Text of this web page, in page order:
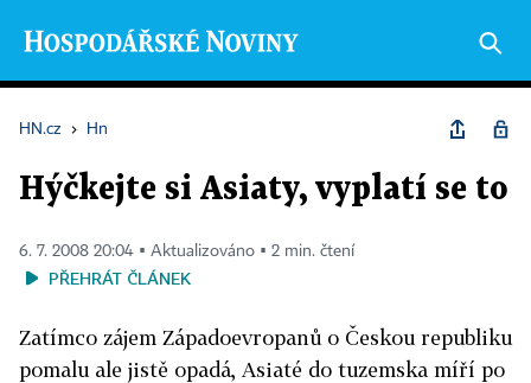
HN.cz › Hn
Hýčkejte si Asiaty, vyplatí se to
6. 7. 2008 20:04 ▪ Aktualizováno ▪ 2 min. čtení
PŘEHRÁT ČLÁNEK
Zatímco zájem Západoevropanů o Českou republiku
pomalu ale jistě opadá, Asiaté do tuzemska míří po